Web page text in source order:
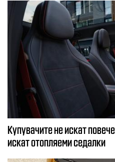
Купувачите не искат
искат отопляеми седалки